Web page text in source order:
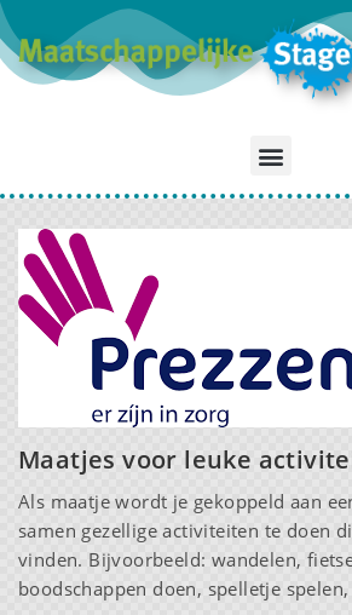
Maatjes voor leuke
Als maatje wordt je gekoppeld aan
samen gezellige activiteiten te doen
vinden. Bijvoorbeeld: wandelen,
boodschappen doen, spelletje